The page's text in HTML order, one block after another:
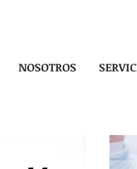
NOSOTROS